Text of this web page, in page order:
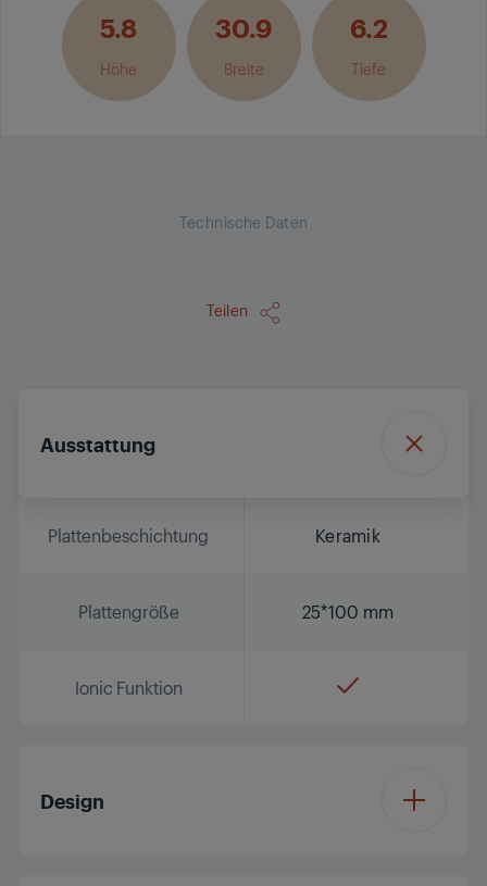
5.8
Höhe
30.9
Breite
6.2
Tiefe
Technische Daten
Teilen
Ausstattung
Plattenbeschichtung Keramik
Plattengröße 25*100 mm
Ionic Funktion
Design